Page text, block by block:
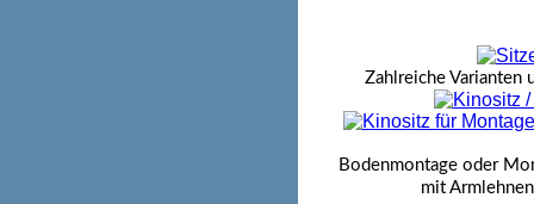
Zahlreiche Varianten
Bodenmontage oder
mit